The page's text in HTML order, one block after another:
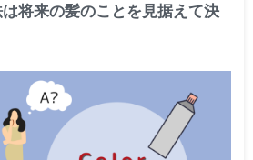
将来の髪のことを見据えて決